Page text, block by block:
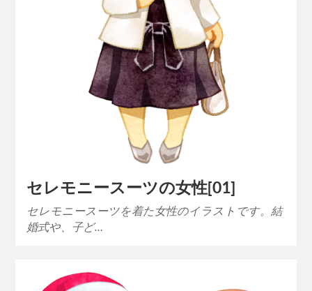
セレモニースーツの女性[01]
セレモニースーツを着た女性のイラストです。結
婚式や、子ど…